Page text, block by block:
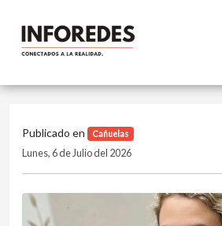
Publicado en Cañuelas
Lunes, 6 de Julio del 2026